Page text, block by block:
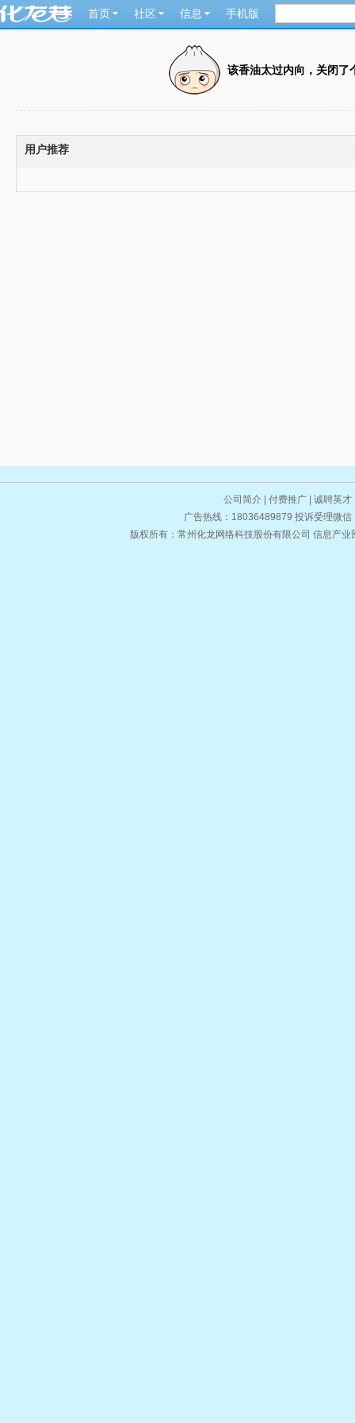
首页 社区 信息 手机版
该香油太过内向，关闭了
用户推荐
公司简介 |付费推广 |诚聘英才
广告热线：18036489879 投诉受理微
版权所有：常州化龙网络科技股份有限公司 信息产